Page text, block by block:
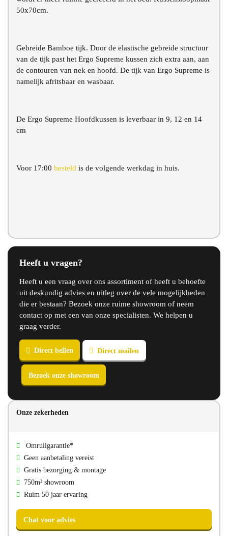
50x70cm.
Gebreide Bamboe tijk. Door de elastische gebreide structuur
van de tijk past het Ergo Supreme kussen zich extra aan, aan
de contouren van nek en hoofd. De tijk van Ergo Supreme is
namelijk afritsbaar en wasbaar.
De Ergo Supreme Hoofdkussen is leverbaar in 9, 12 en 14
cm
Voor 17:00 besteld is de volgende werkdag in huis.
Heeft u vragen?
Heeft u een vraag over ons assortiment of heeft u behoefte
uit deskundig advies en uitleg over de vele mogelijkheden
die er bestaan? Bezoek onze ruime showroom of neem
contact op met een van onze specialisten. We helpen u
graag verder.
Direct bellen
Bezoek onze showroom
Onze zekerheden
Omruilgarantie*
Geen aanbetaling vereist
Gratis bezorging & montage
750m² showroom
Ruim 50 jaar ervaring